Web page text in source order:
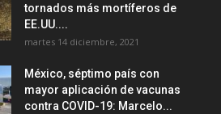
tornados más mortíferos de
EE.UU....
martes 14 diciembre, 2021
México, séptimo país con
mayor aplicación de vacunas
contra COVID-19: Marcelo...